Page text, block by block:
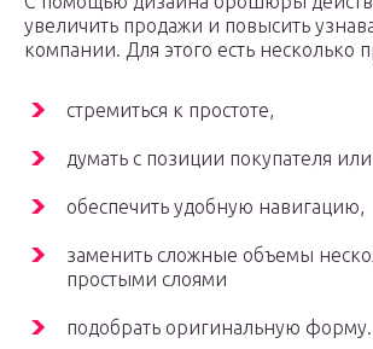
увеличить продажи и повысить
компании. Для этого есть несколько
стремиться к простоте,
думать с позиции покупателя
обеспечить удобную навигацию,
заменить сложные объемы
простыми слоями
подобрать оригинальную форму.